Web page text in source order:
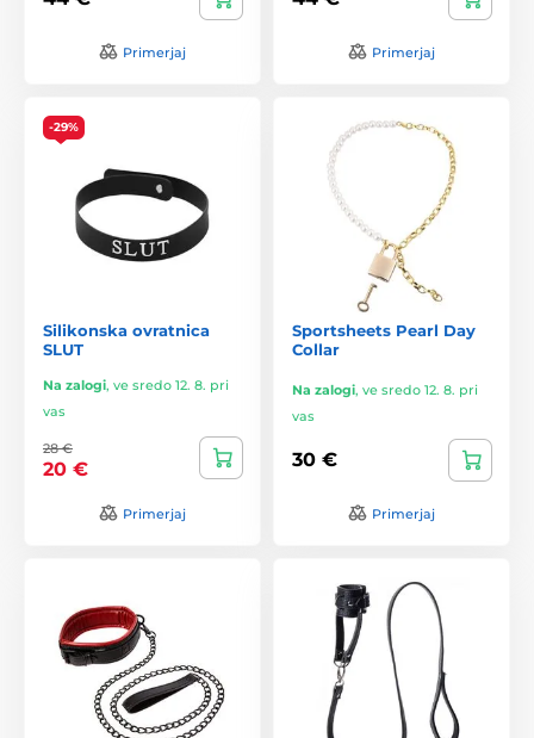
Primerjaj Primerjaj
-29%
Silikonska ovratnica
SLUT
Na zalogi, ve sredo 12. 8. pri
vas
28 €
20 €
Primerjaj
Sportsheets Pearl Day
Collar
Na zalogi, ve sredo 12. 8. pri
vas
30 €
Primerjaj